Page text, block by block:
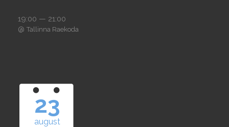
19:00 — 21:00
@ Tallinna Raekoda
23
august